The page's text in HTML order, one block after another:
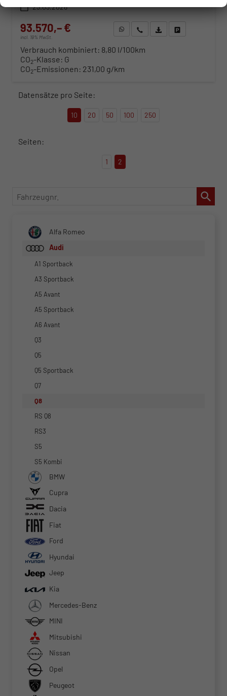
23.03.2026
93.570,– €
incl. 19% MwSt.
WhatsApp anfragen
Wir rufen Sie anFahrzeugexposé (PDF)
Verbrauch kombiniert: 8,80 l/100km
CO2-Klasse: G
CO2-Emissionen: 231,00 g/km
Datensätze pro Seite:
10 20 50 100 250
Seiten:
1 2
Fahrzeugnr.
Alfa Romeo
Audi
A1 Sportback
A3 Sportback
A5 Avant
A5 Sportback
A6 Avant
Q3
Q5
Q5 Sportback
Q7
Q8
RS Q8
RS3
S5
S5 Kombi
BMW
Cupra
Dacia
Fiat
Ford
Hyundai
Jeep
Kia
Mercedes-Benz
MINI
Mitsubishi
Nissan
Opel
Peugeot